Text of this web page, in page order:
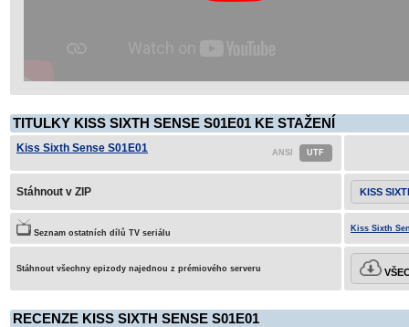
TITULKY KISS SIXTH SENSE S01E01 KE STAŽENÍ
Kiss Sixth Sense S01E01
Stáhnout v ZIP KISS
Seznam ostatních dílů TV seriálu Kiss Sixth
Stáhnout všechny epizody najednou z prémiového serveru
RECENZE KISS SIXTH SENSE S01E01